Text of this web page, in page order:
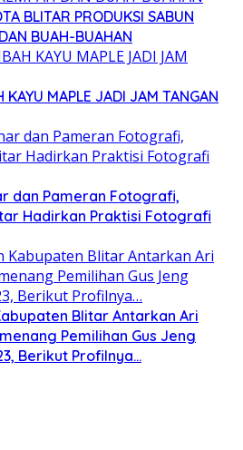
BLITAR PRODUKSI SABUN
BUAH-BUAHAN
KAYU MAPLE JADI JAM TANGAN
dan Pameran Fotografi,
Hadirkan Praktisi Fotografi
Blitar Antarkan Ari
Pemilihan Gus Jeng
Berikut Profilnya…